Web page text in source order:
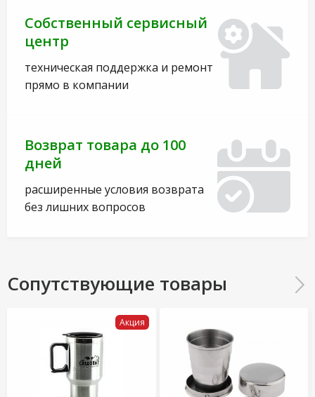
Собственный сервисный
центр
техническая поддержка и ремонт
прямо в компании
Возврат товара до 100
дней
расширенные условия возврата
без лишних вопросов
Сопутствующие товары
Акция